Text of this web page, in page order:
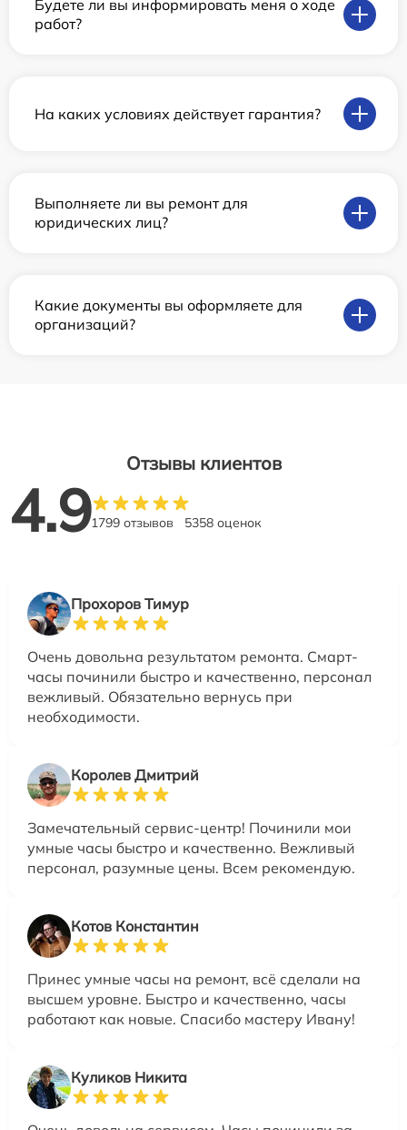
Будете ли вы информировать меня о ходе
работ?
На каких условиях действует гарантия?
Выполняете ли вы ремонт для
юридических лиц?
Какие документы вы оформляете для
организаций?
Отзывы клиентов
4.91799 отзывов 5358 оценок
Прохоров Тимур
Очень довольна результатом ремонта. Смарт-
часы починили быстро и качественно, персонал
вежливый. Обязательно вернусь при
необходимости.
Королев Дмитрий
Замечательный сервис-центр! Починили мои
умные часы быстро и качественно. Вежливый
персонал, разумные цены. Всем рекомендую.
Котов Константин
Принес умные часы на ремонт, всё сделали на
высшем уровне. Быстро и качественно, часы
работают как новые. Спасибо мастеру Ивану!
Куликов Никита